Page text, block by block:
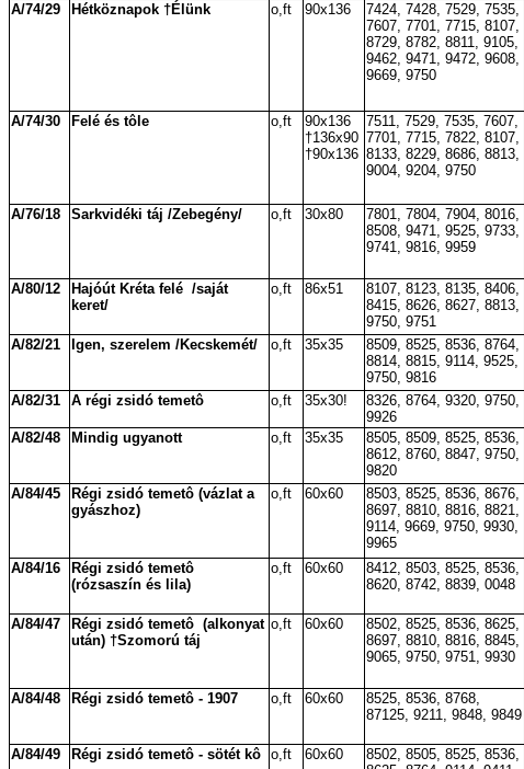
A/74/29 Hétköznapok †Élünk o,ft 90x136
7424, 7428, 7529, 7535,
7607, 7701, 7715, 8107,
8729, 8782, 8811, 9105,
9462, 9471, 9472, 9608,
9669, 9750
A/74/30 Felé és tôle o,ft
90x136
†136x90
†90x136
7511, 7529, 7535, 7607,
7701, 7715, 7822, 8107,
8133, 8229, 8686, 8813,
9004, 9204, 9750
A/76/18 Sarkvidéki táj /Zebegény/ o,ft 30x80
7801, 7804, 7904, 8016,
8508, 9471, 9525, 9733,
9741, 9816, 9959
A/80/12 Hajóút Kréta felé /saját
keret/
o,ft 86x51
8107, 8123, 8135, 8406,
8415, 8626, 8627, 8813,
9750, 9751
A/82/21 Igen, szerelem /Kecskemét/ o,ft 35x35
8509, 8525, 8536, 8764,
8814, 8815, 9114, 9525,
9750, 9816
A/82/31 A régi zsidó temetô o,ft 35x30!
8326, 8764, 9320, 9750,
9926
A/82/48 Mindig ugyanott o,ft 35x35
8505, 8509, 8525, 8536,
8612, 8760, 8847, 9750,
9820
A/84/45
Régi zsidó temetô (vázlat a
gyászhoz)
o,ft 60x60
8503, 8525, 8536, 8676,
8697, 8810, 8816, 8821,
9114, 9669, 9750, 9930,
9965
A/84/16
Régi zsidó temetô
(rózsaszín és lila)
o,ft 60x60
8412, 8503, 8525, 8536,
8620, 8742, 8839, 0048
A/84/47 Régi zsidó temetô (alkonyat
után) †Szomorú táj
o,ft 60x60
8502, 8525, 8536, 8625,
8697, 8810, 8816, 8845,
9065, 9750, 9751, 9930
A/84/48 Régi zsidó temetô - 1907 o,ft 60x60
8525, 8536, 8768,
87125, 9211, 9848, 9849
A/84/49 Régi zsidó temetô - sötét kô o,ft 60x60
8502, 8505, 8525, 8536,